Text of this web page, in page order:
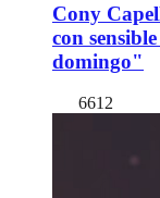
Cony
con
domingo"
6612